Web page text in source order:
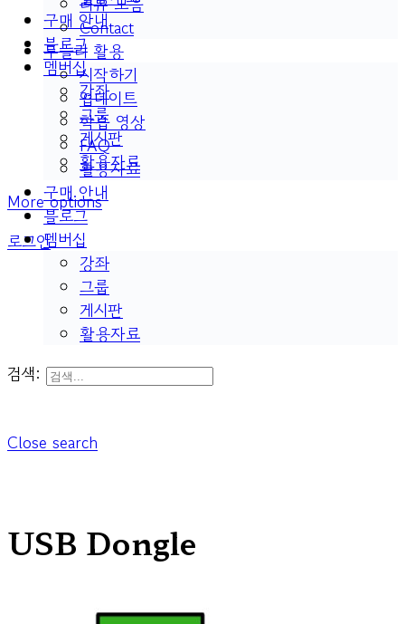
구매 안내
블로그
멤버십
강좌
그룹
게시판
활용자료
More options
로그인
Contact
두들리 활용
시작하기
업데이트
학습 영상
FAQ
활용자료
구매 안내
블로그
멤버십
강좌
그룹
게시판
활용자료
검색:
Close search
USB Dongle